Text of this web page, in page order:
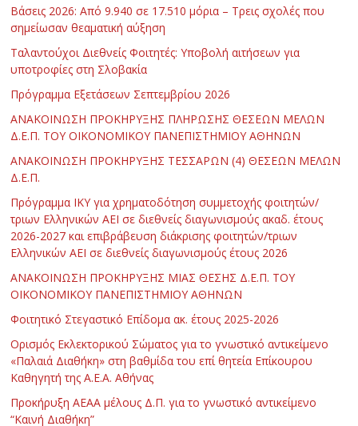
Βάσεις 2026: Από 9.940 σε 17.510 μόρια – Τρεις σχολές που
σημείωσαν θεαματική αύξηση
Ταλαντούχοι Διεθνείς Φοιτητές: Υποβολή αιτήσεων για
υποτροφίες στη Σλοβακία
Πρόγραμμα Εξετάσεων Σεπτεμβρίου 2026
ΑΝΑΚΟΙΝΩΣΗ ΠΡΟΚΗΡΥΞΗΣ ΠΛΗΡΩΣΗΣ ΘΕΣΕΩΝ ΜΕΛΩΝ
Δ.Ε.Π. ΤΟΥ ΟΙΚΟΝΟΜΙΚΟΥ ΠΑΝΕΠΙΣΤΗΜΙΟΥ ΑΘΗΝΩΝ
ΑΝΑΚΟΙΝΩΣΗ ΠΡΟΚΗΡΥΞΗΣ ΤΕΣΣΑΡΩΝ (4) ΘΕΣΕΩΝ ΜΕΛΩΝ
Δ.Ε.Π.
Πρόγραμμα ΙΚΥ για χρηματοδότηση συμμετοχής φοιτητών/
τριων Ελληνικών ΑΕΙ σε διεθνείς διαγωνισμούς ακαδ. έτους
2026-2027 και επιβράβευση διάκρισης φοιτητών/τριων
Ελληνικών ΑΕΙ σε διεθνείς διαγωνισμούς έτους 2026
ΑΝΑΚΟΙΝΩΣΗ ΠΡΟΚΗΡΥΞΗΣ ΜΙΑΣ ΘΕΣΗΣ Δ.Ε.Π. ΤΟΥ
ΟΙΚΟΝΟΜΙΚΟΥ ΠΑΝΕΠΙΣΤΗΜΙΟΥ ΑΘΗΝΩΝ
Φοιτητικό Στεγαστικό Επίδομα ακ. έτους 2025-2026
Ορισμός Εκλεκτορικού Σώματος για το γνωστικό αντικείμενο
«Παλαιά Διαθήκη» στη βαθμίδα του επί θητεία Επίκουρου
Καθηγητή της Α.Ε.Α. Αθήνας
Προκήρυξη ΑΕΑΑ μέλους Δ.Π. για το γνωστικό αντικείμενο
“Καινή Διαθήκη”